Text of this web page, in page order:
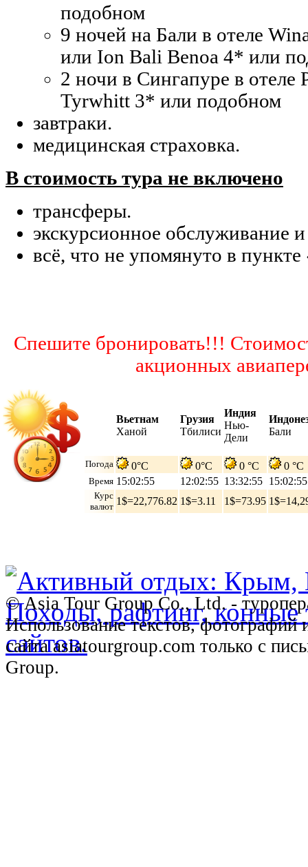
подобном
9 ночей на Бали в отеле
или Ion Bali Benoa 4* или
2 ночи в Сингапуре в отеле
Tyrwhitt 3* или подобном
завтраки.
медицинская страховка.
В стоимость тура не включено
трансферы.
экскурсионное обслуживание
всё, что не упомянуто в
Спешите бронировать!!!
акционных
Вьетнам
Ханой
Грузия
Тбилиси
Индия
Нью-
Дели
Бали
Погода 0°C 0°C 0 °C 0 °C
Время 15:02:56 12:02:56 13:32:56 15:02:56
Курс
валют 1$=22,776.82 1$=3.11 1$=73.95
© Asia Tour Group Co., Ltd. -
Использование текстов,
сайта asiatourgroup.com только с
Group.